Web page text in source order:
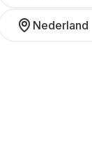
Nederland